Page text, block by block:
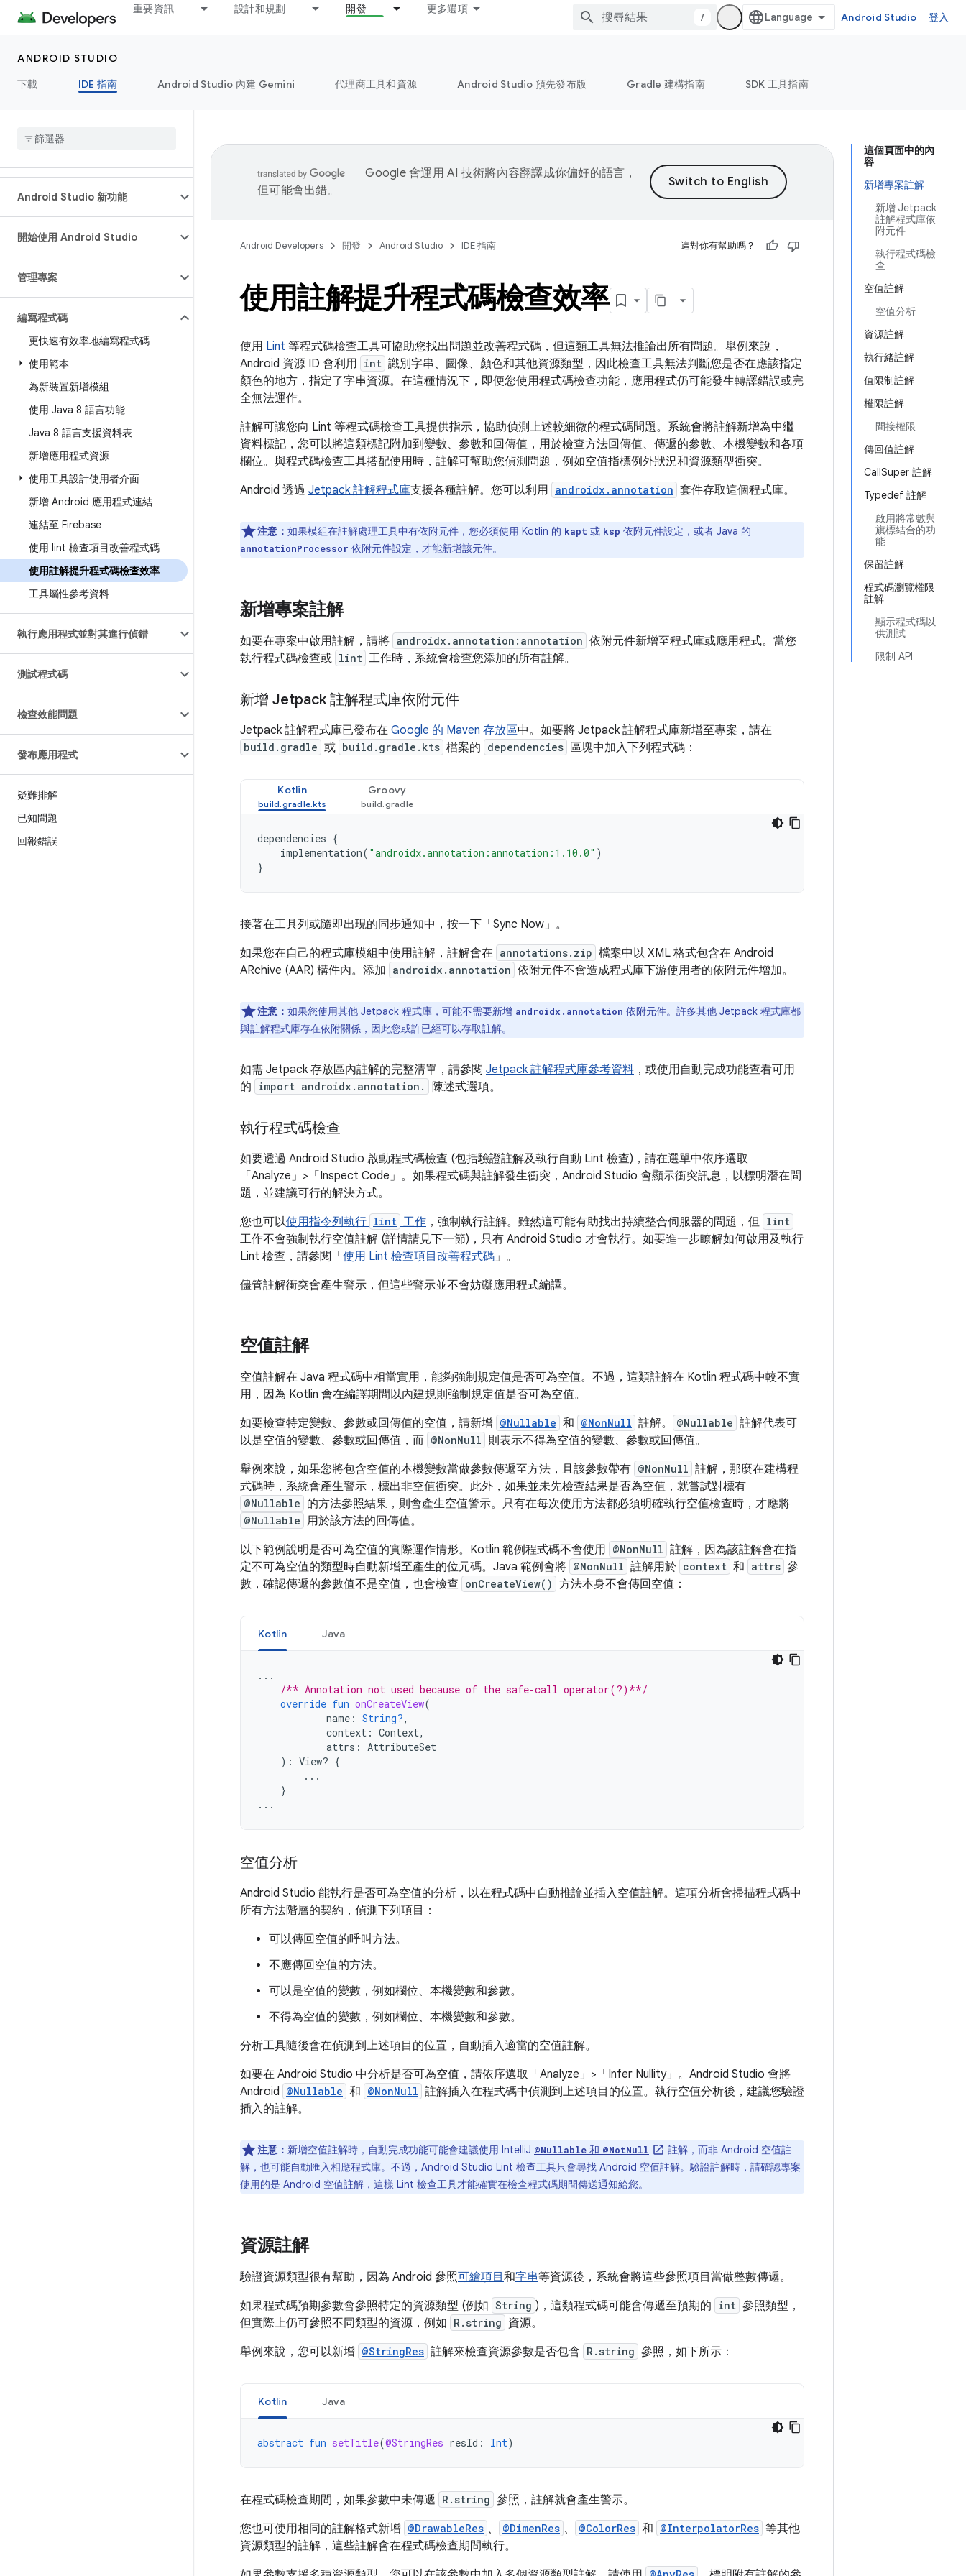
重要資訊 設計和規劃 開發 更多選項
/ Android Studio 登入
ANDROID STUDIO
下載
IDE 指南 Android Studio 內建 Gemini 代理商工具和資源 Android Studio 預先發布版 Gradle 建構指南 SDK 工具指南
Android Studio 新功能
開始使用 Android Studio
管理專案
編寫程式碼
更快速有效率地編寫程式碼
使用範本
為新裝置新增模組
使用 Java 8 語言功能
Java 8 語言支援資料表
新增應用程式資源
使用工具設計使用者介面
新增 Android 應用程式連結
連結至 Firebase
使用 lint 檢查項目改善程式碼
使用註解提升程式碼檢查效率
工具屬性參考資料
執行應用程式並對其進行偵錯
測試程式碼
檢查效能問題
發布應用程式
疑難排解
已知問題
回報錯誤
這個頁面中的內
容
新增專案註解
新增 Jetpack
註解程式庫依
附元件
執行程式碼檢
查
空值註解
空值分析
資源註解
執行緒註解
值限制註解
權限註解
間接權限
傳回值註解
CallSuper 註解
Typedef 註解
啟用將常數與
旗標結合的功
能
保留註解
程式碼瀏覽權限
註解
顯示程式碼以
供測試
限制 API
Google 會運用 AI 技術將內容翻譯成你偏好的語言，
但可能會出錯。
Android Developers 開發 Android Studio IDE 指南 這對你有幫助嗎？
使用註解提升程式碼檢查效率
使用 Lint 等程式碼檢查工具可協助您找出問題並改善程式碼，但這類工具無法推論出所有問題。舉例來說，
Android 資源 ID 會利用 int 識別字串、圖像、顏色和其他資源類型，因此檢查工具無法判斷您是否在應該指定
顏色的地方，指定了字串資源。在這種情況下，即便您使用程式碼檢查功能，應用程式仍可能發生轉譯錯誤或完
全無法運作。
註解可讓您向 Lint 等程式碼檢查工具提供指示，協助偵測上述較細微的程式碼問題。系統會將註解新增為中繼
資料標記，您可以將這類標記附加到變數、參數和回傳值，用於檢查方法回傳值、傳遞的參數、本機變數和各項
欄位。與程式碼檢查工具搭配使用時，註解可幫助您偵測問題，例如空值指標例外狀況和資源類型衝突。
Android 透過 Jetpack 註解程式庫支援各種註解。您可以利用 androidx.annotation 套件存取這個程式庫。
注意： 如果模組在註解處理工具中有依附元件，您必須使用 Kotlin 的 kapt 或 ksp 依附元件設定，或者 Java 的
annotationProcessor 依附元件設定，才能新增該元件。
新增專案註解
如要在專案中啟用註解，請將 androidx.annotation:annotation 依附元件新增至程式庫或應用程式。當您
執行程式碼檢查或 lint 工作時，系統會檢查您添加的所有註解。
新增 Jetpack 註解程式庫依附元件
Jetpack 註解程式庫已發布在 Google 的 Maven 存放區中。如要將 Jetpack 註解程式庫新增至專案，請在
build.gradle 或 build.gradle.kts 檔案的 dependencies 區塊中加入下列程式碼：
Kotlin Groovy
dependencies {
implementation( "androidx.annotation:annotation:1.10.0" )
}
接著在工具列或隨即出現的同步通知中，按一下「Sync Now」 。
如果您在自己的程式庫模組中使用註解，註解會在 annotations.zip 檔案中以 XML 格式包含在 Android
ARchive (AAR) 構件內。添加 androidx.annotation 依附元件不會造成程式庫下游使用者的依附元件增加。
注意： 如果您使用其他 Jetpack 程式庫，可能不需要新增 androidx.annotation 依附元件。許多其他 Jetpack 程式庫都
與註解程式庫存在依附關係，因此您或許已經可以存取註解。
如需 Jetpack 存放區內註解的完整清單，請參閱 Jetpack 註解程式庫參考資料 ，或使用自動完成功能查看可用
的 import androidx.annotation. 陳述式選項。
執行程式碼檢查
如要透過 Android Studio 啟動程式碼檢查 (包括驗證註解及執行自動 Lint 檢查)，請在選單中依序選取
「Analyze」 >「Inspect Code」 。如果程式碼與註解發生衝突，Android Studio 會顯示衝突訊息，以標明潛在問
題，並建議可行的解決方式。
您也可以使用指令列執行 lint 工作 ，強制執行註解。雖然這可能有助找出持續整合伺服器的問題，但 lint
工作不會強制執行空值註解 (詳情請見下一節)，只有 Android Studio 才會執行。如要進一步瞭解如何啟用及執行
Lint 檢查，請參閱「 使用 Lint 檢查項目改善程式碼」。
儘管註解衝突會產生警示，但這些警示並不會妨礙應用程式編譯。
空值註解
空值註解在 Java 程式碼中相當實用，能夠強制規定值是否可為空值。不過，這類註解在 Kotlin 程式碼中較不實
用，因為 Kotlin 會在編譯期間以內建規則強制規定值是否可為空值。
如要檢查特定變數、參數或回傳值的空值，請新增 @Nullable 和 @NonNull 註解。 @Nullable 註解代表可
以是空值的變數、參數或回傳值，而 @NonNull 則表示不得為空值的變數、參數或回傳值。
舉例來說，如果您將包含空值的本機變數當做參數傳遞至方法，且該參數帶有 @NonNull 註解，那麼在建構程
式碼時，系統會產生警示，標出非空值衝突。此外，如果並未先檢查結果是否為空值，就嘗試對標有
@Nullable 的方法參照結果，則會產生空值警示。只有在每次使用方法都必須明確執行空值檢查時，才應將
@Nullable 用於該方法的回傳值。
以下範例說明是否可為空值的實際運作情形。Kotlin 範例程式碼不會使用 @NonNull 註解，因為該註解會在指
定不可為空值的類型時自動新增至產生的位元碼。Java 範例會將 @NonNull 註解用於 context 和 attrs 參
數，確認傳遞的參數值不是空值，也會檢查 onCreateView() 方法本身不會傳回空值：
Kotlin Java
...
/** Annotation not used because of the safe-call operator(?)**/
override fun onCreateView(
name : String?,
context : Context,
attrs : AttributeSet
): View? {
...
}
...
空值分析
Android Studio 能執行是否可為空值的分析，以在程式碼中自動推論並插入空值註解。這項分析會掃描程式碼中
所有方法階層的契約，偵測下列項目：
可以傳回空值的呼叫方法。
不應傳回空值的方法。
可以是空值的變數，例如欄位、本機變數和參數。
不得為空值的變數，例如欄位、本機變數和參數。
分析工具隨後會在偵測到上述項目的位置，自動插入適當的空值註解。
如要在 Android Studio 中分析是否可為空值，請依序選取「Analyze」 >「Infer Nullity」 。Android Studio 會將
Android @Nullable 和 @NonNull 註解插入在程式碼中偵測到上述項目的位置。執行空值分析後，建議您驗證
插入的註解。
注意： 新增空值註解時，自動完成功能可能會建議使用 IntelliJ @Nullable 和 @NotNull
註解，而非 Android 空值註
解，也可能自動匯入相應程式庫。不過，Android Studio Lint 檢查工具只會尋找 Android 空值註解。驗證註解時，請確認專案
使用的是 Android 空值註解，這樣 Lint 檢查工具才能確實在檢查程式碼期間傳送通知給您。
資源註解
驗證資源類型很有幫助，因為 Android 參照可繪項目 和字串等資源後，系統會將這些參照項目當做整數傳遞。
如果程式碼預期參數會參照特定的資源類型 (例如 String )，這類程式碼可能會傳遞至預期的 int 參照類型，
但實際上仍可參照不同類型的資源，例如 R.string 資源。
舉例來說，您可以新增 @StringRes 註解來檢查資源參數是否包含 R.string 參照，如下所示：
Kotlin Java
abstract fun setTitle(@StringRes resId : Int)
在程式碼檢查期間，如果參數中未傳遞 R.string 參照，註解就會產生警示。
您也可使用相同的註解格式新增 @DrawableRes 、 @DimenRes 、 @ColorRes 和 @InterpolatorRes 等其他
資源類型的註解，這些註解會在程式碼檢查期間執行。